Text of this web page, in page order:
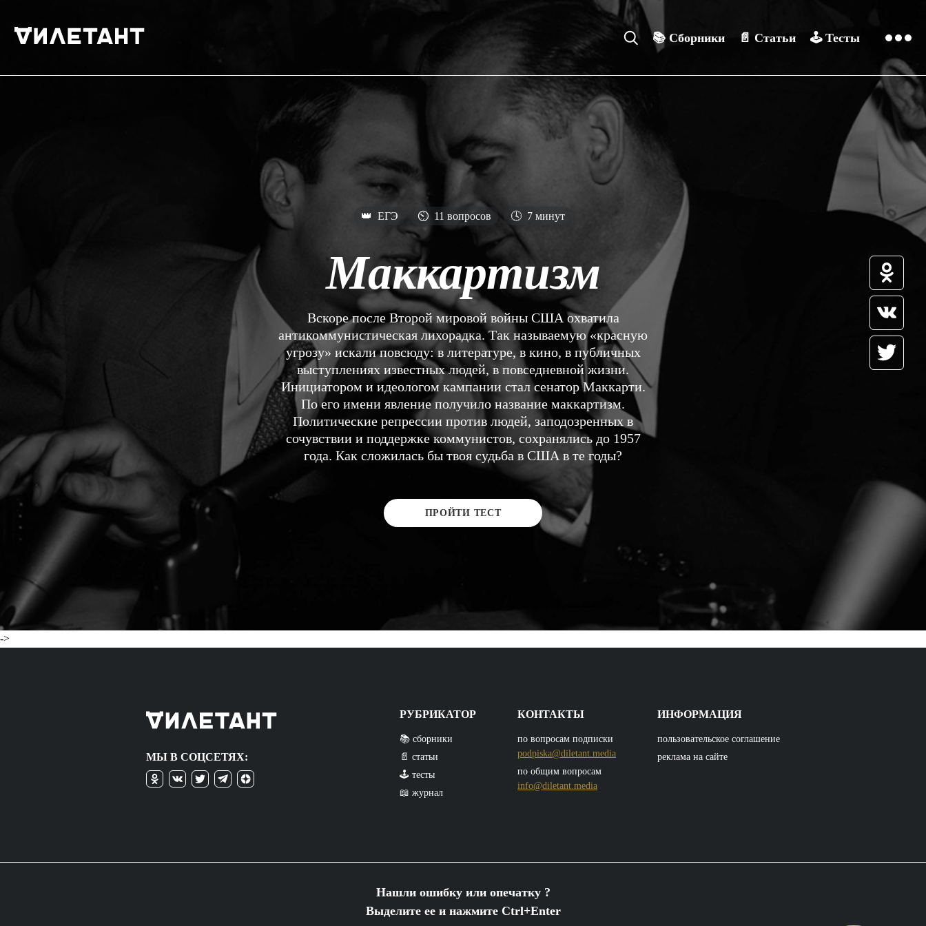
📚 Сборники 📄 Статьи 🕹️ Тесты
👑 ЕГЭ ⏲ 11 вопросов 🕓 7 минут
Маккартизм
Вскоре после Второй мировой войны США охватила
антикоммунистическая лихорадка. Так называемую «красную
угрозу» искали повсюду: в литературе, в кино, в публичных
выступлениях известных людей, в повседневной жизни.
Инициатором и идеологом кампании стал сенатор Маккарти.
По его имени явление получило название маккартизм.
Политические репрессии против людей, заподозренных в
сочувствии и поддержке коммунистов, сохранялись до 1957
года. Как сложилась бы твоя судьба в США в те годы?
ПРОЙТИ ТЕСТ
->
МЫ В СОЦСЕТЯХ:
РУБРИКАТОР
📚 сборники
📄 статьи
🕹️ тесты
📖 журнал
КОНТАКТЫ
по вопросам подписки
podpiska@diletant.media
по общим вопросам
info@diletant.media
ИНФОРМАЦИЯ
пользовательское соглашение
реклама на сайте
Нашли ошибку или опечатку ?
Выделите ее и нажмите Ctrl+Enter